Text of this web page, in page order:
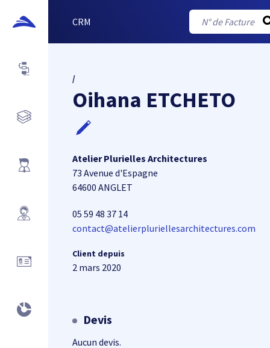
CRM
/
Oihana ETCHETO
Atelier Plurielles Architectures
73 Avenue d'Espagne
64600 ANGLET
05 59 48 37 14
contact@atelierpluriellesarchitectures.com
Client depuis
2 mars 2020
Devis
Aucun devis.